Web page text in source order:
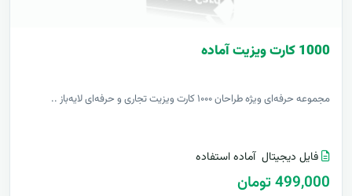
1000 کارت ويزيت آماده
مجموعه حرفه‌ای ویژه طراحان ۱۰۰۰ کارت ویزیت تجاری و حرفه‌ای لایه‌باز ..
فایل دیجیتال آماده استفاده
499,000 تومان